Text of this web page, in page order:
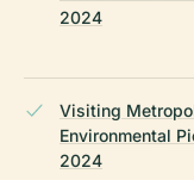
2024
Visiting
Environmental
2024